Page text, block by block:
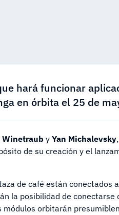
hará funcionar
en órbita el 25 de
Winetraub y Yan Michalevsky,
de su creación y el
de café están conectados
la posibilidad de conectarse
orbitarán